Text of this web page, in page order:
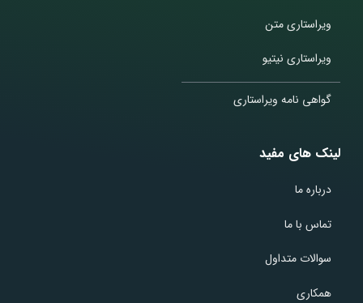
ویراستاری متن
ویراستاری نیتیو
گواهی نامه ویراستاری
لینک های مفید
درباره ما
تماس با ما
سوالات متداول
همکاری